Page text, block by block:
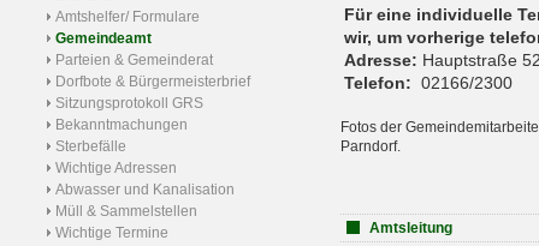
Amtshelfer/ Formulare
Gemeindeamt
Parteien & Gemeinderat
Dorfbote & Bürgermeisterbrief
Sitzungsprotokoll GRS
Bekanntmachungen
Sterbefälle
Wichtige Adressen
Abwasser und Kanalisation
Müll & Sammelstellen
Wichtige Termine
Für eine individuelle
wir, um vorherige
Adresse: Hauptstraße
Telefon: 02166/2300
Fotos der
Parndorf.
Amtsleitung